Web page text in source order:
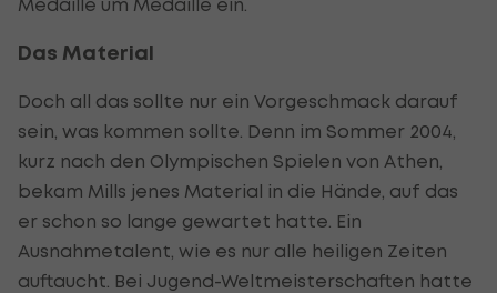
Das Material
Doch all das sollte nur ein Vorgeschmack darauf
sein, was kommen sollte. Denn im Sommer 2004,
kurz nach den Olympischen Spielen von Athen,
bekam Mills jenes Material in die Hände, auf das
er schon so lange gewartet hatte. Ein
Ausnahmetalent, wie es nur alle heiligen Zeiten
auftaucht. Bei Jugend-Weltmeisterschaften hatte